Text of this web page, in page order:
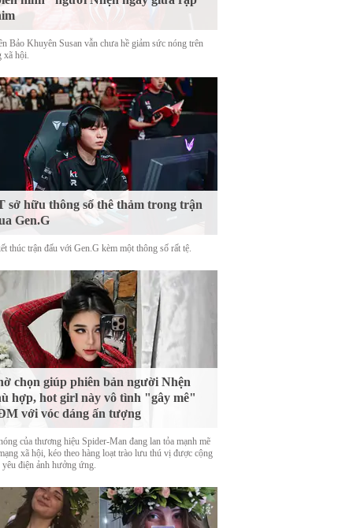
Bảo Khuyên Susan vẫn chưa hề giảm sức nóng trên
xã hội.
sở hữu thông số thê thảm trong trận
Gen.G
thúc trận đấu với Gen.G kèm một thông số rất tệ.
chọn giúp phiên bản người Nhện
hợp, hot girl này vô tình "gây mê"
với vóc dáng ấn tượng
của thương hiệu Spider-Man đang lan tỏa mạnh mẽ
xã hội, kéo theo hàng loạt trào lưu thú vị được cộng
yêu điện ảnh hưởng ứng.